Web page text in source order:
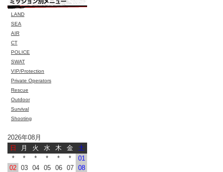
LAND
SEA
AIR
CT
POLICE
SWAT
VIP/Protection
Private Operators
Rescue
Outdoor
Survival
Shooting
2026年08月
日
月 火 水 木 金
土
*
* * * * *
01
02 03 04 05 06 07
08